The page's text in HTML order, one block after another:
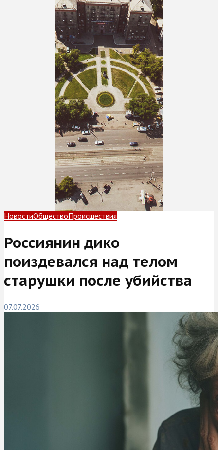
НовостиОбществоПроисшествия
Россиянин дико
поиздевался над телом
старушки после убийства
07.07.2026